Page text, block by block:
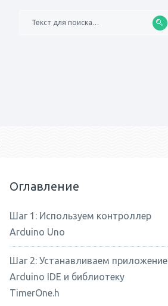
Текст для поиска…
Оглавление
Шаг 1: Используем контроллер
Arduino Uno
Шаг 2: Устанавливаем приложение
Arduino IDE и библиотеку
TimerOne.h